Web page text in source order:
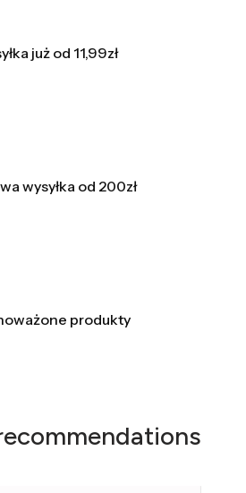
już od 11,99zł
wysyłka od 200zł
produkty